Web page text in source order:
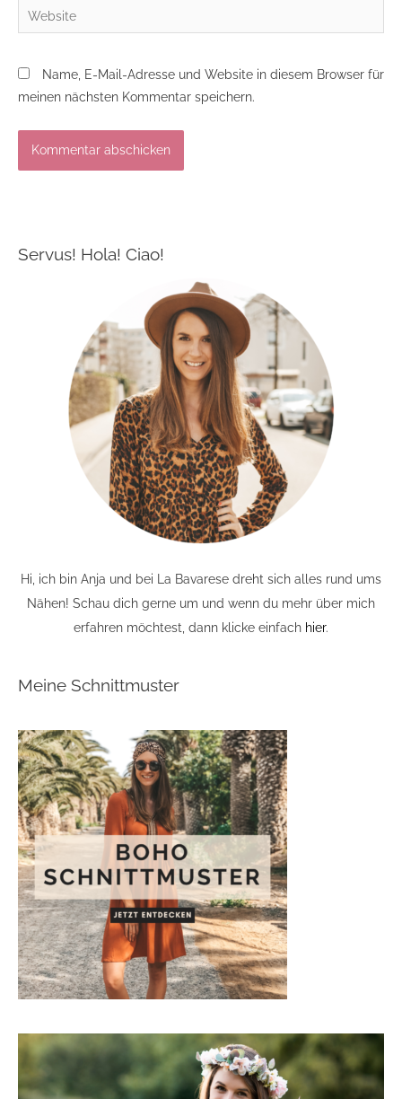
Website
Name, E-Mail-Adresse und Website in diesem Browser für
meinen nächsten Kommentar speichern.
Servus! Hola! Ciao!
Hi, ich bin Anja und bei La Bavarese dreht sich alles rund ums
Nähen! Schau dich gerne um und wenn du mehr über mich
erfahren möchtest, dann klicke einfach hier.
Meine Schnittmuster